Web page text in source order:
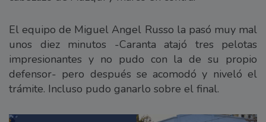
El equipo de Miguel Angel Russo la pasó muy mal
unos diez minutos -Caranta atajó tres pelotas
impresionantes y no pudo con la de su propio
defensor- pero después se acomodó y niveló el
trámite. Incluso pudo ganarlo sobre el final.